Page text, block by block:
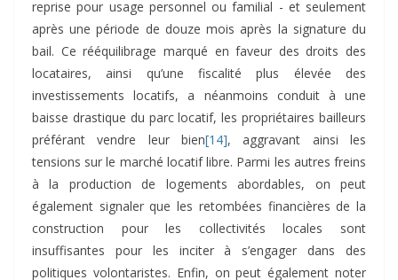
reprise pour usage personnel ou familial - et seulement
après une période de douze mois après la signature du
bail. Ce rééquilibrage marqué en faveur des droits des
locataires, ainsi qu’une fiscalité plus élevée des
investissements locatifs, a néanmoins conduit à une
baisse drastique du parc locatif, les propriétaires bailleurs
préférant vendre leur bien[14], aggravant ainsi les
tensions sur le marché locatif libre. Parmi les autres freins
à la production de logements abordables, on peut
également signaler que les retombées financières de la
construction pour les collectivités locales sont
insuffisantes pour les inciter à s’engager dans des
politiques volontaristes. Enfin, on peut également noter